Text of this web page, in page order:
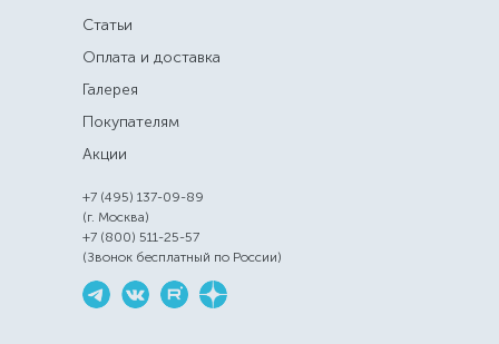
Статьи
Оплата и доставка
Галерея
Покупателям
Акции
+7 (495) 137-09-89
(г. Москва)
+7 (800) 511-25-57
(Звонок бесплатный по России)